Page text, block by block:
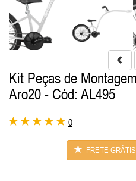
Kit Peças de
Aro20 - Cód: AL495
0
FRETE